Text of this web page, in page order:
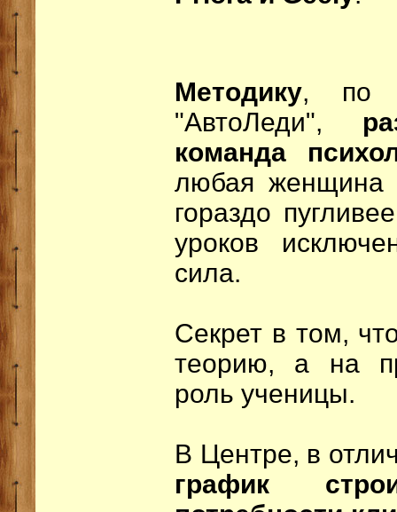
Методику, по
"АвтоЛеди",
команда
любая женщина
гораздо
уроков
сила.
Секрет в том,
теорию, а на
роль ученицы.
В Центре, в
график